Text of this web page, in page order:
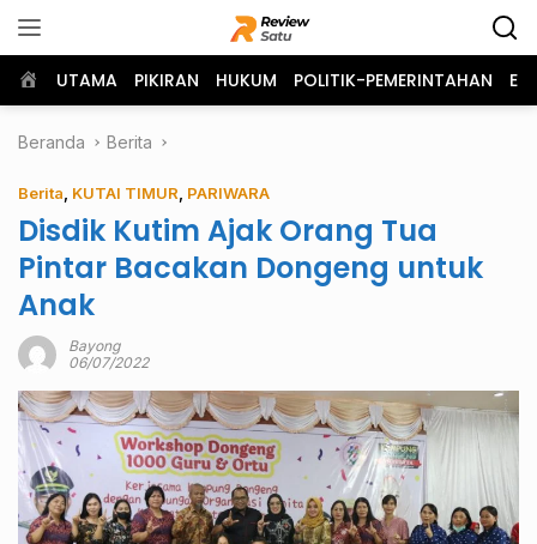
ke
Home
UTAMA PIKIRAN HUKUM POLITIK-PEMERINTAHAN
Beranda Berita
Berita KUTAI TIMUR PARIWARA
Disdik Kutim Ajak Orang Tua
Pintar Bacakan Dongeng untuk
Anak
Bayong
06/07/2022